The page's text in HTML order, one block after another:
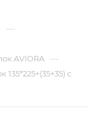
—
AVIORA —
с